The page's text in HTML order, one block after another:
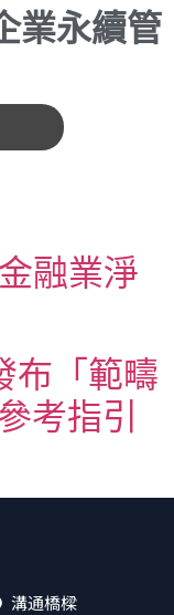
業永續管
融業淨
布「範疇
考指引
溝通橋樑